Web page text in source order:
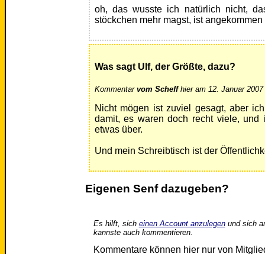
oh, das wusste ich natürlich nicht,
stöckchen mehr magst, ist angekommen
Was sagt Ulf, der Größte, dazu?
Kommentar vom Scheffhier am 12. Januar 2007
Nicht mögen ist zuviel gesagt, aber
damit, es waren doch recht viele, und
etwas über.
Und mein Schreibtisch ist der
Eigenen Senf dazugeben?
Es hilft, sich einen Account anzulegenund sich
kannste auch kommentieren.
Kommentare können hier nur von